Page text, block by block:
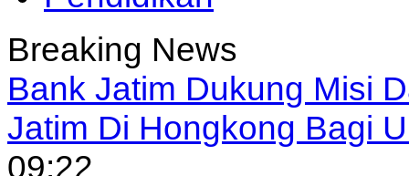
Breaking News
Bank Jatim Dukung Misi
Jatim Di Hongkong Bagi
09:22